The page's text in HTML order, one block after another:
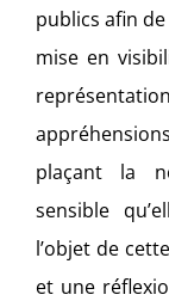
publics afin
mise en
plaçant la
sensible
l’objet de
et une